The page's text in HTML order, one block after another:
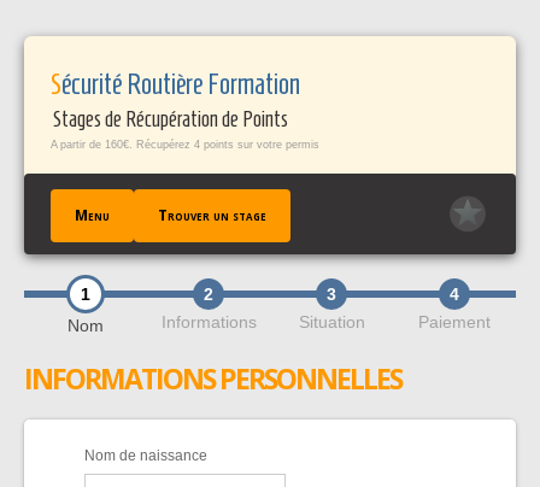
Sécurité Routière Formation
Stages de Récupération de Points
A partir de 160€. Récupérez 4 points sur votre permis
Menu Trouver un stage
ACCUEIL
TROUVER UN STAGE
TÉMOIGNAGES / FAQ
PROFESSIONNELS PÀP
1
Nom
2
Informations
3
Situation
4
Paiement
INFORMATIONS PERSONNELLES
Nom de naissance